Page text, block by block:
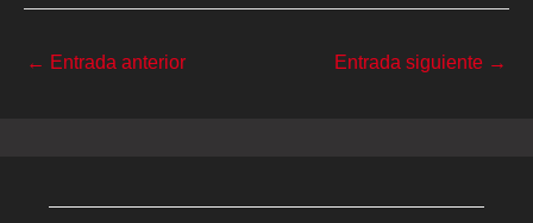
← Entrada anterior Entrada siguiente →